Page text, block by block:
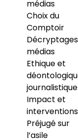
médias
Choix du
Comptoir
Décryptages
médias
Ethique et
journalistique
Impact et
interventions
Préjugé sur
l’asile